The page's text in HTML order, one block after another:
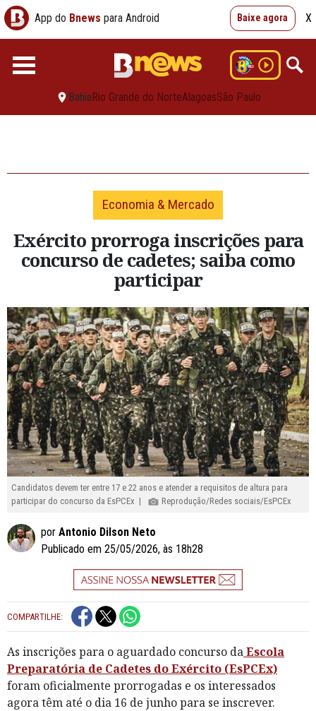
App do Bnews para Android Baixe agora X
BahiaRio Grande do NorteAlagoasSão Paulo
Economia & Mercado
Exército prorroga inscrições para
concurso de cadetes; saiba como
participar
Candidatos devem ter entre 17 e 22 anos e atender a requisitos de altura para
participar do concurso da EsPCEx |
Reprodução/Redes sociais/EsPCEx
por Antonio Dilson Neto
Publicado em 25/05/2026, às 18h28
COMPARTILHE:
As inscrições para o aguardado concurso daEscola
Preparatória de Cadetes do Exército (EsPCEx)
foram oficialmente prorrogadas e os interessados
agora têm até o dia 16 de junho para se inscrever.